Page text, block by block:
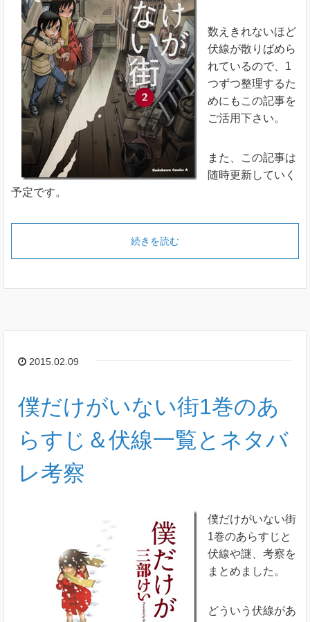
数えきれないほど
伏線が散りばめら
れているので、1
つずつ整理するた
めにもこの記事を
ご活用下さい。
また、この記事は
随時更新していく
予定です。
続きを読む
2015.02.09
僕だけがいない街1巻のあ
らすじ＆伏線一覧とネタバ
レ考察
僕だけがいない街
1巻のあらすじと
伏線や謎、考察を
まとめました。
どういう伏線があ